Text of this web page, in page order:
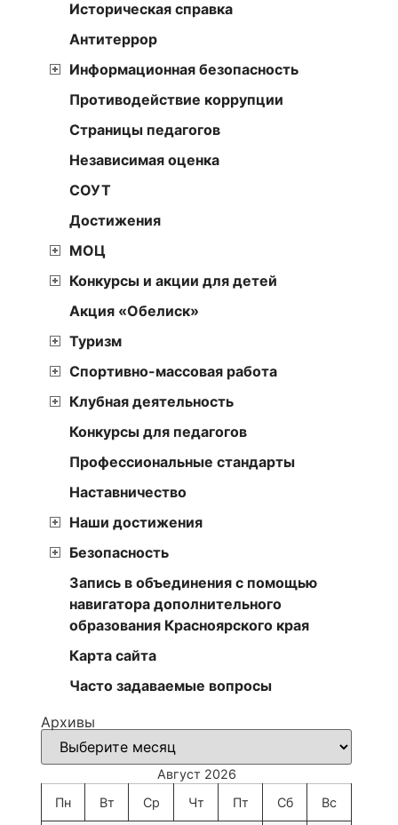
Историческая справка
Антитеррор
Информационная безопасность
Противодействие коррупции
Страницы педагогов
Независимая оценка
СОУТ
Достижения
МОЦ
Конкурсы и акции для детей
Акция «Обелиск»
Туризм
Спортивно-массовая работа
Клубная деятельность
Конкурсы для педагогов
Профессиональные стандарты
Наставничество
Наши достижения
Безопасность
Запись в объединения с помощью
навигатора дополнительного
образования Красноярского края
Карта сайта
Часто задаваемые вопросы
Архивы
Август 2026
Пн
Вт Ср Чт Пт Сб Вс